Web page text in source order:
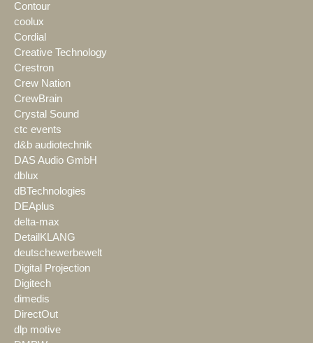
Contour
coolux
Cordial
Creative Technology
Crestron
Crew Nation
CrewBrain
Crystal Sound
ctc events
d&b audiotechnik
DAS Audio GmbH
dblux
dBTechnologies
DEAplus
delta-max
DetailKLANG
deutschewerbewelt
Digital Projection
Digitech
dimedis
DirectOut
dlp motive